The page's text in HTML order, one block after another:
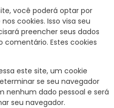
você poderá optar por
cookies. Isso visa seu
preencher seus dados
Estes cookies
este site, um cookie
se seu navegador
nenhum dado pessoal e será
seu navegador.